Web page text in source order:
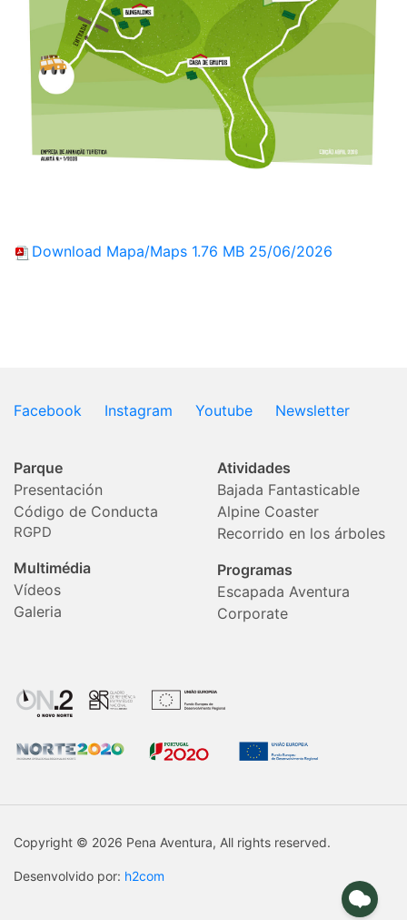
Download Mapa/Maps 1.76 MB 25/06/2026
Facebook Instagram Youtube Newsletter
Parque
Presentación
Código de Conducta
RGPD
Multimédia
Vídeos
Galeria
Atividades
Bajada Fantasticable
Alpine Coaster
Recorrido en los árboles
Programas
Escapada Aventura
Corporate
Copyright © 2026 Pena Aventura, All rights reserved.
Desenvolvido por: h2com